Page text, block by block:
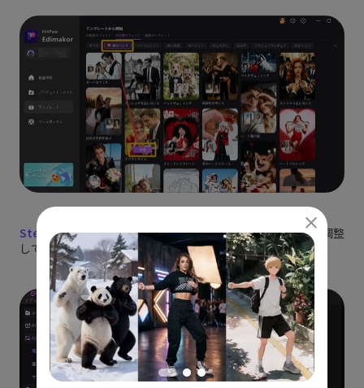
Step 3:写真をアップロードし、アスペクト比や出力枚数を調整
してから、AI生成を開始します。